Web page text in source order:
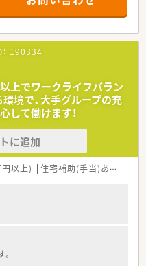
養育する方は、負傷・病気になっ
す。
新生児を育てる場合、1日2回、
す。
する年の3月31日まで利用可能
を推奨しています！
局で、お買い物も便利です♪
方が多いので、時間に余裕を持
土／09：00～13：00迄の開局時
ざいます
／／
と両立しながら正社員として
の計3名が在籍しており、常時
ない業務運営を行っています。
て】
強化のための増員募集であり、
者の方を急募しております。
るため、普通自動車運転免許を
できる方を求めています。
社への貢献を考えて自ら主体的
ず正当に評価される環境です。
か、複数の介護施設を運営し
現場に立っているため、現場の
トに届く風通しの良さがありま
かりと還元される仕組みです。
190334
上でワークライフバラン
境で、大手グループの充
して働けます！
に追加
以上) 住宅補助(手当)あり